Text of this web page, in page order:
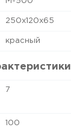
250х120х65
красный
7
100